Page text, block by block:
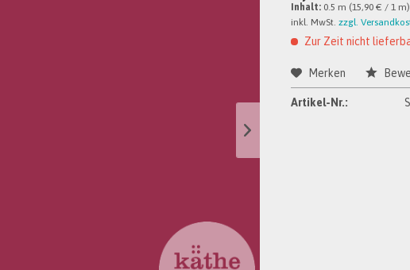
Inhalt: 0.5 m (15,90 € / 1 m)
inkl. MwSt.zzgl.
Zur Zeit nicht
Merken
Artikel-Nr.: